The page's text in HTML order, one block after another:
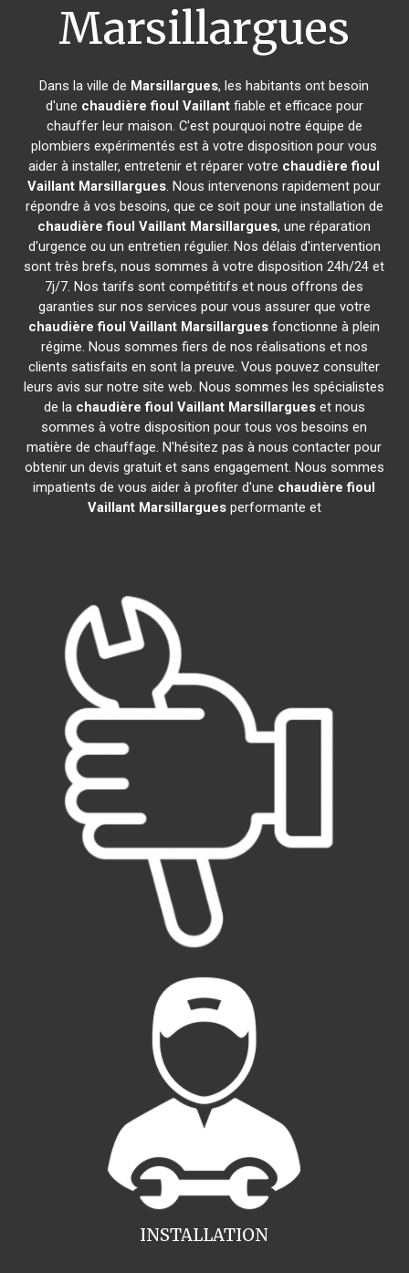
Marsillargues
Dans la ville de Marsillargues, les habitants ont besoin
d'une chaudière fioul Vaillantfiable et efficace pour
chauffer leur maison. C'est pourquoi notre équipe de
plombiers expérimentés est à votre disposition pour vous
aider à installer, entretenir et réparer votre chaudière fioul
Vaillant Marsillargues. Nous intervenons rapidement pour
répondre à vos besoins, que ce soit pour une installation de
chaudière fioul Vaillant Marsillargues, une réparation
d'urgence ou un entretien régulier. Nos délais d'intervention
sont très brefs, nous sommes à votre disposition 24h/24 et
7j/7. Nos tarifs sont compétitifs et nous offrons des
garanties sur nos services pour vous assurer que votre
chaudière fioul Vaillant Marsillargues fonctionne à plein
régime. Nous sommes fiers de nos réalisations et nos
clients satisfaits en sont la preuve. Vous pouvez consulter
leurs avis sur notre site web. Nous sommes les spécialistes
de la chaudière fioul Vaillant Marsillargueset nous
sommes à votre disposition pour tous vos besoins en
matière de chauffage. N'hésitez pas à nous contacter pour
obtenir un devis gratuit et sans engagement. Nous sommes
impatients de vous aider à profiter d'une chaudière fioul
Vaillant Marsillarguesperformante et
INSTALLATION